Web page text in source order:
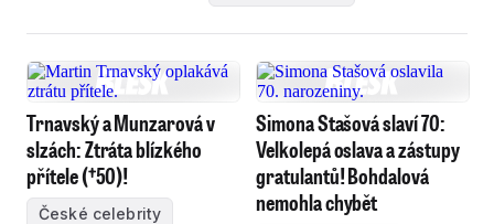
Trnavský a Munzarová v
slzách: Ztráta blízkého
přítele (†50)!
České celebrity
Simona Stašová slaví 70:
Velkolepá oslava a zástupy
gratulantů! Bohdalová
nemohla chybět